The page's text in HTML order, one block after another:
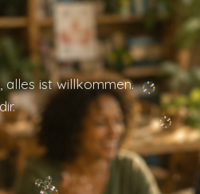
alles ist willkommen.